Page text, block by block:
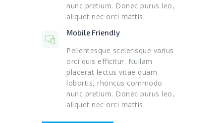
nunc pretium. Donec purus leo,
aliquet nec orci mattis.
Mobile Friendly
Pellentesque scelerisque varius
orci quis efficitur. Nullam
placerat lectus vitae quam
lobortis, rhoncus commodo
nunc pretium. Donec purus leo,
aliquet nec orci mattis.